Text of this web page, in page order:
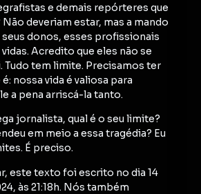
e demais repórteres que
Não deveriam estar, mas a mando
donos, esses profissionais
Acredito que eles não se
Tudo tem limite. Precisamos ter
nossa vida é valiosa para
a pena arriscá-la tanto.
jornalista, qual é o seu limite?
em meio a essa tragédia? Eu
É preciso.
este texto foi escrito no dia 14
às 21:18h. Nós também